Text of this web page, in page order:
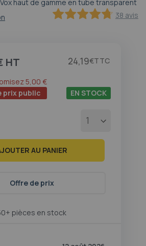
haut de gamme en tube transparent
38 avis
24,19€
prix public
5,00 €
pièces en stock
EN STOCK
AU PANIER
Offre de prix